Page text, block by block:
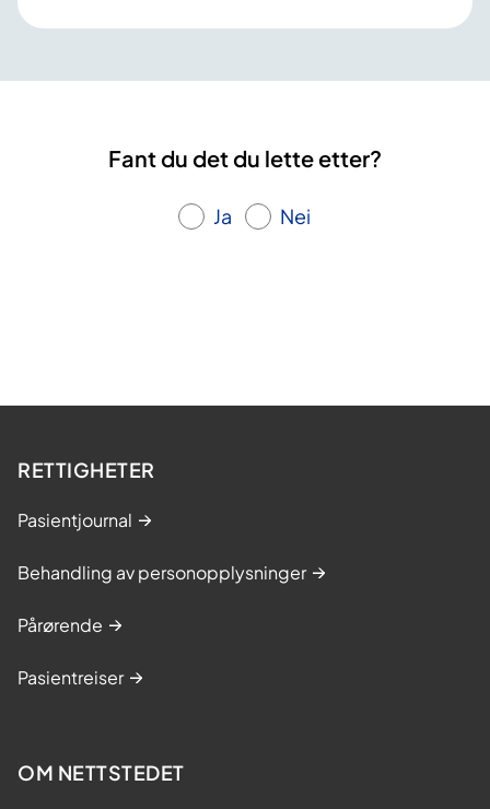
Fant du det du lette etter?
Ja Nei
RETTIGHETER
Pasientjournal
Behandling av personopplysninger
Pårørende
Pasientreiser
OM NETTSTEDET